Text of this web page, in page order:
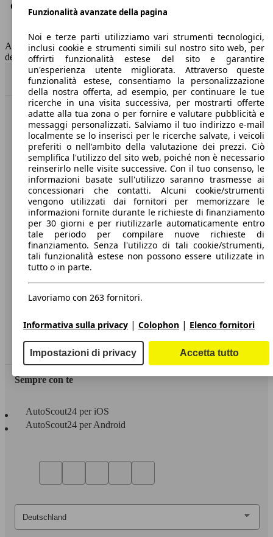
Consumo (combinato)*
6.0 l/100km
Capacità del serbatoio
52 l
AutoScout24 non si assume alcuna responsabilità per la correttezza
dei dati.
Torna su
Benvenuti su AutoScout24, il mercato auto europeo.
Società
A proposito di AutoScout24
Stampa
Media
Condizioni generali
Informazioni
Privacy
Dichiarazione di Accessibilità
Servizi
Area rivenditori
Sempre con te
AutoScout24 per iOS
AutoScout24 per Android
Funzionalità avanzate della pagina
Noi e terze parti utilizziamo vari strumenti tecnologici,
inclusi cookie e strumenti simili sul nostro sito web, per
offrirti funzionalità estese del sito e garantire
un'esperienza utente migliorata. Attraverso queste
funzionalità estese, consentiamo la personalizzazione
della nostra offerta, ad esempio, per continuare le tue
ricerche in una visita successiva, per mostrarti offerte
adatte alla tua zona o per fornire e valutare pubblicità e
messaggi personalizzati. Salviamo il tuo indirizzo e-mail
localmente se lo inserisci per le ricerche salvate, i veicoli
preferiti o nell'ambito della valutazione dei prezzi. Ciò
semplifica l'utilizzo del sito web, poiché non è necessario
reinserirlo nelle visite successive. Con il tuo consenso, le
informazioni basate sull'utilizzo saranno trasmesse ai
concessionari che contatti. Alcuni cookie/strumenti
vengono utilizzati dai fornitori per memorizzare le
informazioni fornite durante le richieste di finanziamento
per 30 giorni e per riutilizzarle automaticamente entro
tale periodo per compilare nuove richieste di
finanziamento. Senza l'utilizzo di tali cookie/strumenti,
tali funzionalità estese non possono essere utilizzate in
tutto o in parte.
Lavoriamo con 263 fornitori.
Informativa sulla privacy | Colophon | Elenco fornitori
Impostazioni di privacy Accetta tutto